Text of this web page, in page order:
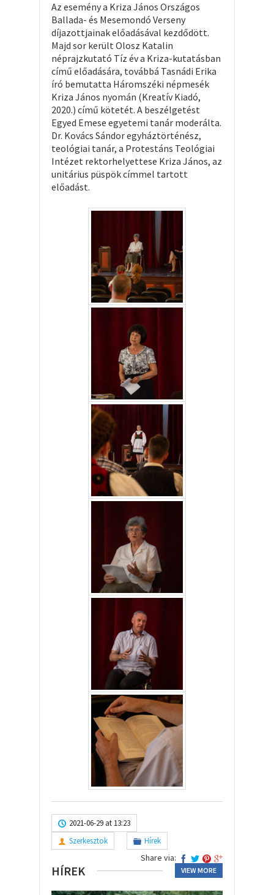
Az esemény a Kriza János Országos
Ballada- és Mesemondó Verseny
díjazottjainak előadásával kezdődött.
Majd sor került Olosz Katalin
néprajzkutató Tíz év a Kriza-kutatásban
című előadására, továbbá Tasnádi Erika
író bemutatta Háromszéki népmesék
Kriza János nyomán (Kreatív Kiadó,
2020.) című kötetét. A beszélgetést
Egyed Emese egyetemi tanár moderálta.
Dr. Kovács Sándor egyháztörténész,
teológiai tanár, a Protestáns Teológiai
Intézet rektorhelyettese Kriza János, az
unitárius püspök címmel tartott
előadást.
2021-06-29 at 13:23
Szerkesztok
Hírek
Share via:
HÍREK VIEW MORE